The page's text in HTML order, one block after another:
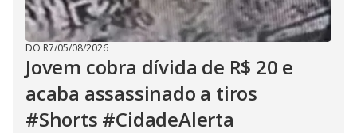
DO R7/05/08/2026
Jovem cobra dívida de R$ 20 e
acaba assassinado a tiros
#Shorts #CidadeAlerta